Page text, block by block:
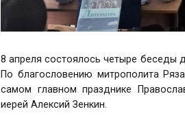
8 апреля состоялось четыре беседы
По благословению митрополита
самом главном празднике
иерей Алексий Зенкин.